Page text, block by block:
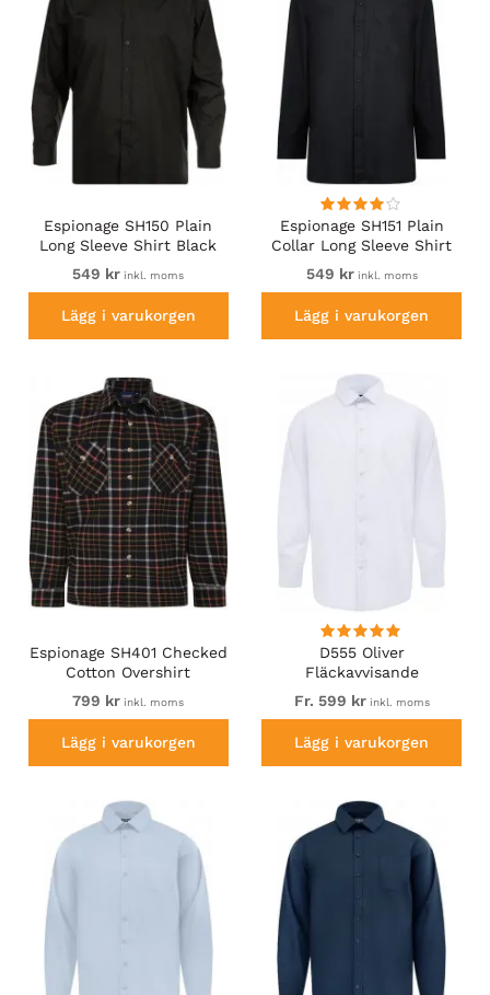
Espionage SH150 Plain
Long Sleeve Shirt Black
549 kr inkl. moms
Lägg i varukorgen
Espionage SH151 Plain
Collar Long Sleeve Shirt
Black
549 krinkl. moms
Lägg i varukorgen
Espionage SH401 Checked
Cotton Overshirt
Black/Red
799 kr inkl. moms
Lägg i varukorgen
D555 Oliver
Fläckavvisande
Lättstruken
Stretchskjorta med Lång
Fr. 599 krinkl. moms
Lägg i varukorgen